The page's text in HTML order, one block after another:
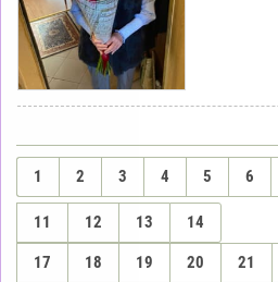
1 2 3 4 5 6
11 12 13 14
17 18 19 20 21